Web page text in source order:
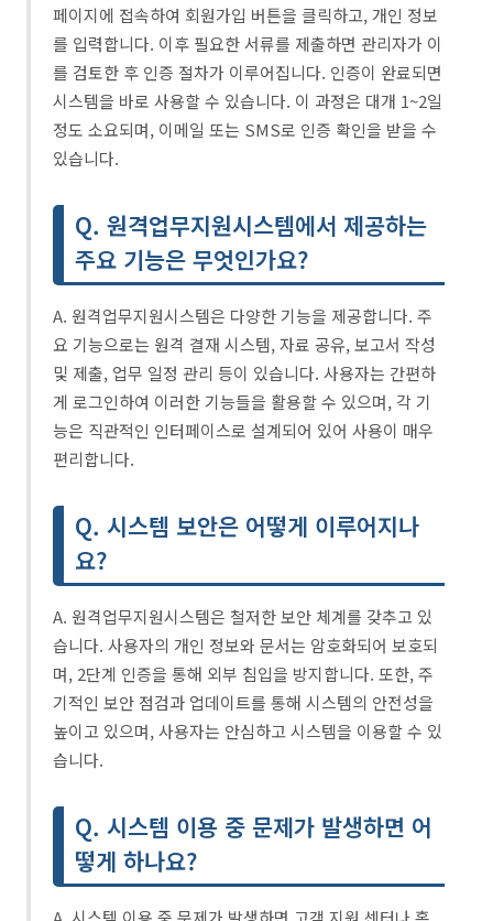
페이지에 접속하여 회원가입 버튼을 클릭하고, 개인 정보
를 입력합니다. 이후 필요한 서류를 제출하면 관리자가 이
를 검토한 후 인증 절차가 이루어집니다. 인증이 완료되면
시스템을 바로 사용할 수 있습니다. 이 과정은 대개 1~2일
정도 소요되며, 이메일 또는 SMS로 인증 확인을 받을 수
있습니다.
Q. 원격업무지원시스템에서 제공하는
주요 기능은 무엇인가요?
A. 원격업무지원시스템은 다양한 기능을 제공합니다. 주
요 기능으로는 원격 결재 시스템, 자료 공유, 보고서 작성
및 제출, 업무 일정 관리 등이 있습니다. 사용자는 간편하
게 로그인하여 이러한 기능들을 활용할 수 있으며, 각 기
능은 직관적인 인터페이스로 설계되어 있어 사용이 매우
편리합니다.
Q. 시스템 보안은 어떻게 이루어지나
요?
A. 원격업무지원시스템은 철저한 보안 체계를 갖추고 있
습니다. 사용자의 개인 정보와 문서는 암호화되어 보호되
며, 2단계 인증을 통해 외부 침입을 방지합니다. 또한, 주
기적인 보안 점검과 업데이트를 통해 시스템의 안전성을
높이고 있으며, 사용자는 안심하고 시스템을 이용할 수 있
습니다.
Q. 시스템 이용 중 문제가 발생하면 어
떻게 하나요?